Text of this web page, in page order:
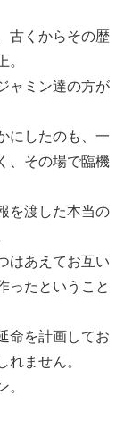
古くからその歴
。
ャミン達の方が
にしたのも、一
、その場で臨機
を渡した本当の
はあえてお互い
ったということ
命を計画してお
れません。
。